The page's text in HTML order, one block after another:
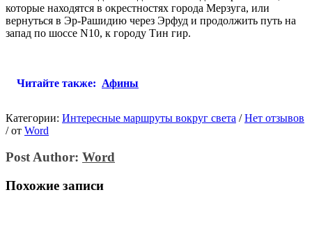
которые находятся в окрестностях города Мерзуга, или
вернуться в Эр-Рашидию через Эрфуд и продолжить путь на
запад по шоссе N10, к городу Тин гир.
Читайте также: Афины
Категории: Интересные маршруты вокруг света / Нет отзывов
/от Word
Post Author: Word
Похожие записи